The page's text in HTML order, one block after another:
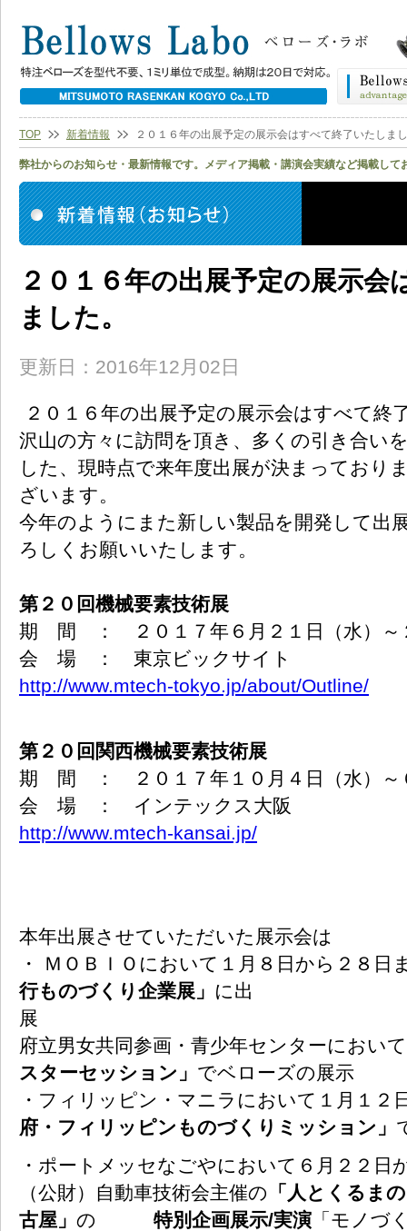
TOP 新着情報 ２０１６年の出展予定の展示会はすべて終了いたしま
弊社からのお知らせ・最新情報です。メディア掲載・講演会実績など掲載して
２０１６年の出展予定の展示会
ました。
更新日：2016年12月02日
２０１６年の出展予定の展示会はすべて終
沢山の方々に訪問を頂き、多くの引き合い
した、現時点で来年度出展が決まっており
ざいます。
今年のようにまた新しい製品を開発して出
ろしくお願いいたします。
第２０回機械要素技術展
期 間 ： ２０１７年６月２１日（水）～
会 場 ： 東京ビックサイト
http://www.mtech-tokyo.jp/about/Outline/
第２０回関西機械要素技術展
期 間 ： ２０１７年１０月４日（水）～
会 場 ： インテックス大阪
http://www.mtech-kansai.jp/
本年出展させていただいた展示会は
・ ＭＯＢＩＯにおいて１月８日から２８日
行ものづくり企業展」 に出
展 ・
府立男女共同参画・青少年センターにおい
スターセッション」 でベローズの展示
・フィリッピン・マニラにおいて１月１２
府・フィリッピンものづくりミッション」
・ポートメッセなごやにおいて６月２２日
（公財）自動車技術会主催の 「人とくるま
古屋」 の 特別企画展示/実演 「モノづ